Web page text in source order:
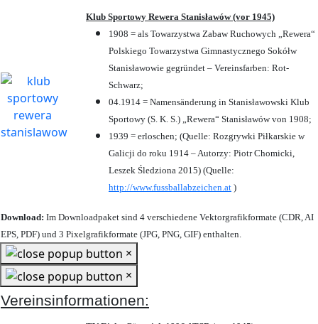
Klub Sportowy Rewera Stanisławów (vor 1945)
1908 = als Towarzystwa Zabaw Ruchowych „Rewera“
Polskiego Towarzystwa Gimnastycznego Sokółw
Stanisławowie gegründet – Vereinsfarben: Rot-
Schwarz;
04.1914 = Namensänderung in Stanisławowski Klub
Sportowy (S. K. S.) „Rewera“ Stanisławów von 1908;
1939 = erloschen; (Quelle: Rozgrywki Piłkarskie w
Galicji do roku 1914 – Autorzy: Piotr Chomicki,
Leszek Śledziona 2015) (Quelle:
http://www.fussballabzeichen.at )
Download: Im Downloadpaket sind 4 verschiedene Vektorgrafikformate (CDR, AI
EPS, PDF) und 3 Pixelgrafikformate (JPG, PNG, GIF) enthalten.
×
×
Vereinsinformationen: